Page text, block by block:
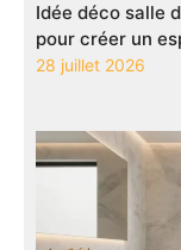
Idée déco salle
pour créer un
28 juillet 2026